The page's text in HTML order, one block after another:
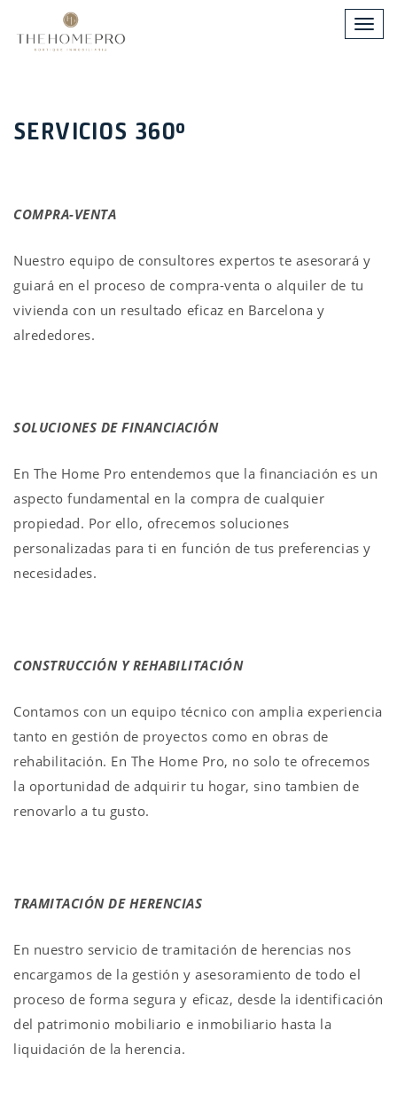
Toggle
SERVICIOS 360º
COMPRA-VENTA
Nuestro equipo de consultores expertos te asesorará y
guiará en el proceso de compra-venta o alquiler de tu
vivienda con un resultado eficaz en Barcelona y
alrededores.
SOLUCIONES DE FINANCIACIÓN
En The Home Pro entendemos que la financiación es un
aspecto fundamental en la compra de cualquier
propiedad. Por ello, ofrecemos soluciones
personalizadas para ti en función de tus preferencias y
necesidades.
CONSTRUCCIÓN Y REHABILITACIÓN
Contamos con un equipo técnico con amplia experiencia
tanto en gestión de proyectos como en obras de
rehabilitación. En The Home Pro, no solo te ofrecemos
la oportunidad de adquirir tu hogar, sino tambien de
renovarlo a tu gusto.
TRAMITACIÓN DE HERENCIAS
En nuestro servicio de tramitación de herencias nos
encargamos de la gestión y asesoramiento de todo el
proceso de forma segura y eficaz, desde la identificación
del patrimonio mobiliario e inmobiliario hasta la
liquidación de la herencia.